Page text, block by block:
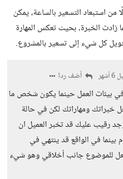
من استبعاد التسعير بالساعة، يمكن
زادت الخبرة، بحيث تعكس المهارة
كل شيء إلى تسعير بالمشروع.
أضف ردا
بيئات العمل حينما يكون شخص ما
خبراتك ومهاراتك لكن في حالة
رقيب عليك قد تخبر العميل ان
بينما في الواقع قد ينتهي في
للموضوع جانب أخلاقي وهو شيء